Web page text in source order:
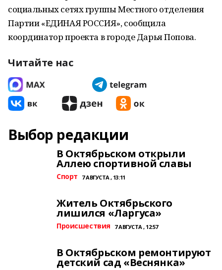
социальных сетях группы Местного отделения
Партии «ЕДИНАЯ РОССИЯ», сообщила
координатор проекта в городе Дарья Попова.
Читайте нас
Выбор редакции
В Октябрьском открыли
Аллею спортивной славы
Спорт 7 АВГУСТА , 13:11
Житель Октябрьского
лишился «Ларгуса»
Происшествия 7 АВГУСТА , 12:57
В Октябрьском ремонтируют
детский сад «Веснянка»